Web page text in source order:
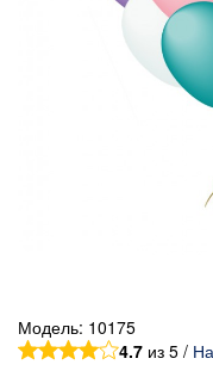
Модель: 10175
4.7 из 5 /